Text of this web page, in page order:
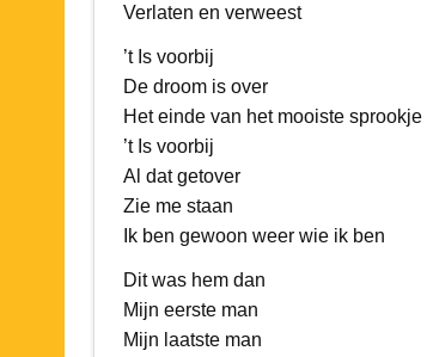
Verlaten en verweest
’t Is voorbij
De droom is over
Het einde van het mooiste sprookje
’t Is voorbij
Al dat getover
Zie me staan
Ik ben gewoon weer wie ik ben
Dit was hem dan
Mijn eerste man
Mijn laatste man